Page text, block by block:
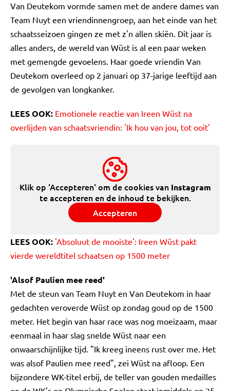
Van Deutekom vormde samen met de andere dames van
Team Nuyt een vriendinnengroep, aan het einde van het
schaatsseizoen gingen ze met z'n allen skiën. Dit jaar is
alles anders, de wereld van Wüst is al een paar weken
met gemengde gevoelens. Haar goede vriendin Van
Deutekom overleed op 2 januari op 37-jarige leeftijd aan
de gevolgen van longkanker.
LEES OOK: Emotionele reactie van Ireen Wüst na
overlijden van schaatsvriendin: 'Ik hou van jou, tot ooit'
Klik op 'Accepteren' om de cookies van Instagram
te accepteren en de inhoud te bekijken.
Accepteren
LEES OOK: 'Absoluut de mooiste': Ireen Wüst pakt
vierde wereldtitel schaatsen op 1500 meter
'Alsof Paulien mee reed'
Met de steun van Team Nuyt en Van Deutekom in haar
gedachten veroverde Wüst op zondag goud op de 1500
meter. Het begin van haar race was nog moeizaam, maar
eenmaal in haar slag snelde Wüst naar een
onwaarschijnlijke tijd. "Ik kreeg ineens rust over me. Het
was alsof Paulien mee reed", zei Wüst na afloop. Een
bijzondere WK-titel erbij, de teller van gouden medailles